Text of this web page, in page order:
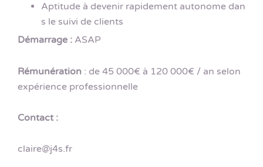
Aptitude à devenir rapidement autonome dan
s le suivi de clients
Démarrage : ASAP
Rémunération : de 45 000€ à 120 000€ / an selon
expérience professionnelle
Contact :
claire@j4s.fr